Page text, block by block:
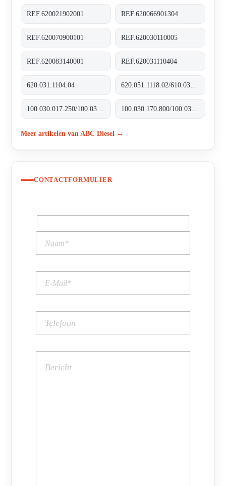
REF.620021902001 REF.620066901304
REF.620070900101 REF.620030110005
REF.620083140001 REF.620031110404
620.031.1104.04
Meer artikelen van ABC Diesel →
CONTACTFORMULIER